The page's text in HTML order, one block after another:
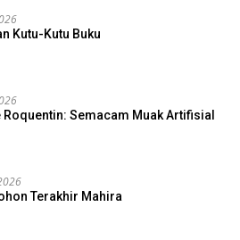
Kutu-Kutu Buku
Roquentin: Semacam Muak Artifisial
Terakhir Mahira